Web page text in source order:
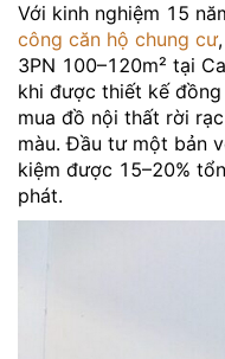
Với kinh nghiệm 15
công căn hộ chung cư
3PN 100–120m² tại
khi được thiết kế
mua đồ nội thất rời
màu. Đầu tư một bản
kiệm được 15–20%
phát.